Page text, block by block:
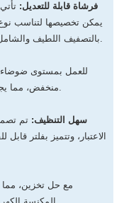
2. فرشاة قابلة للتعديل:
يمكن تخصيصها لتناسب
بالتصفيف اللطيف والشامل دون التسبب في أي إزعاج لصديقك ذو الفراء.
منخفض، مما يجعل تجربة العناية أكثر متعة لك ولحيوانك الأليف.
4. سهل التنظيف:تم
الاعتبار، وتتميز بفلتر